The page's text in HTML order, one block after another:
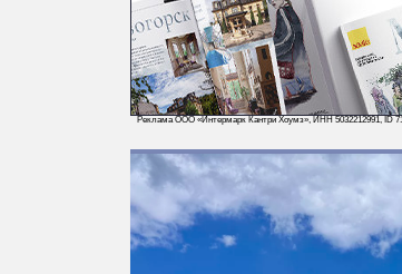
Реклама ООО «Интермарк Кантри Хоумз», ИНН 5032212991, ID